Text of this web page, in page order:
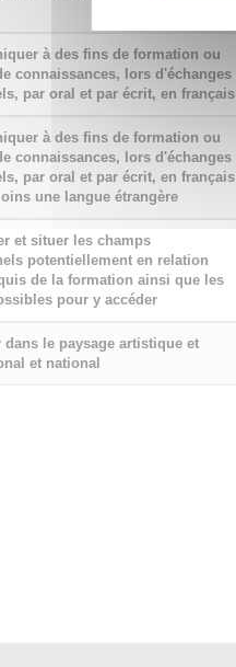
à des fins de formation ou
connaissances, lors d'échanges
par oral et par écrit, en français
à des fins de formation ou
connaissances, lors d'échanges
par oral et par écrit, en français
une langue étrangère
et situer les champs
potentiellement en relation
de la formation ainsi que les
pour y accéder
dans le paysage artistique et
et national